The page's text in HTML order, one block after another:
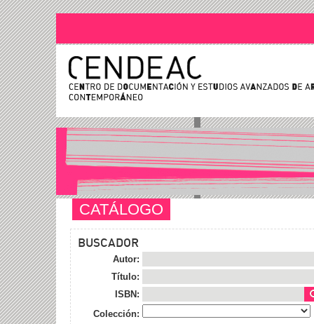
CATÁLOGO
BUSCADOR
Autor:
Título:
ISBN:
Colección: